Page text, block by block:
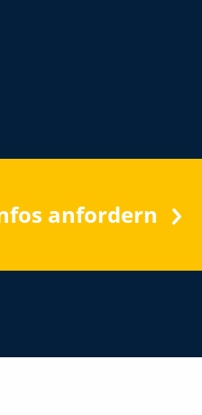
anfordern